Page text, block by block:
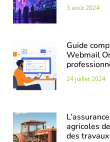
3 août 2024
Guide
Webmail
24 juillet 2024
agricoles
des